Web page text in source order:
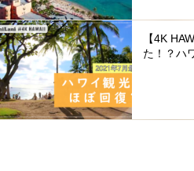
【4K
た！？ハ